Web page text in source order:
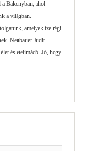
a Bakonyban, ahol
a világban.
amelyek íze régi
Neubauer Judit
és ételimádó. Jó, hogy